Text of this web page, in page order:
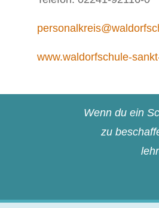
www.waldorfschule-
Wenn du ein
zu